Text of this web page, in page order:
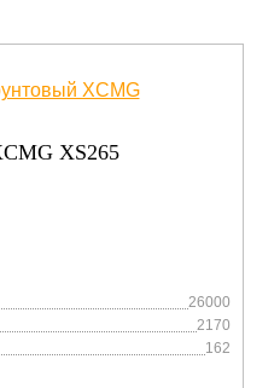
XS265
26000
2170
162